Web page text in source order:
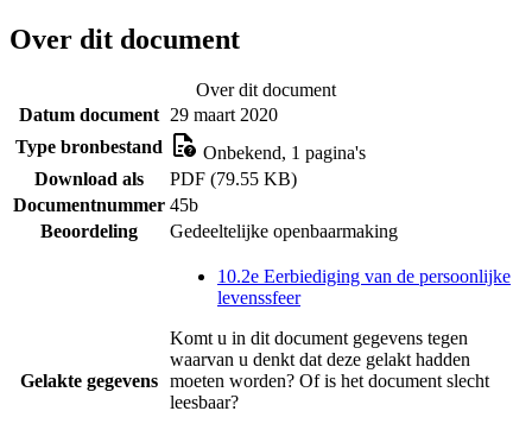
Over dit document
Over dit document
Datum document 29 maart 2020
Type bronbestand
Onbekend, 1 pagina's
Download als
PDF (79.55 KB)
Documentnummer 45b
Beoordeling
Gedeeltelijke openbaarmaking
Gelakte gegevens
10.2e Eerbiediging van de persoonlijke
levenssfeer
Komt u in dit document gegevens tegen
waarvan u denkt dat deze gelakt hadden
moeten worden? Of is het document slecht
leesbaar?